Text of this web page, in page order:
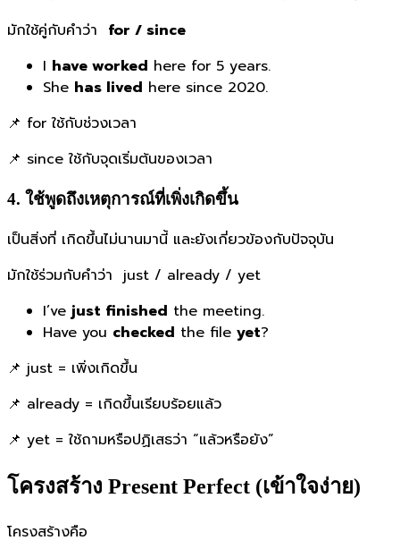
มักใช้คู่กับคำว่า for / since
I have worked here for 5 years.
She has lived here since 2020.
📌 for ใช้กับช่วงเวลา
📌 since ใช้กับจุดเริ่มต้นของเวลา
4. ใช้พูดถึงเหตุการณ์ที่เพิ่งเกิดขึ้น
เป็นสิ่งที่ เกิดขึ้นไม่นานมานี้ และยังเกี่ยวข้องกับปัจจุบัน
มักใช้ร่วมกับคำว่า just / already / yet
I’vejust finished the meeting.
Have you checked the file yet?
📌 just = เพิ่งเกิดขึ้น
📌 already = เกิดขึ้นเรียบร้อยแล้ว
📌 yet = ใช้ถามหรือปฏิเสธว่า “แล้วหรือยัง”
โครงสร้าง Present Perfect (เข้าใจง่าย)
โครงสร้างคือ